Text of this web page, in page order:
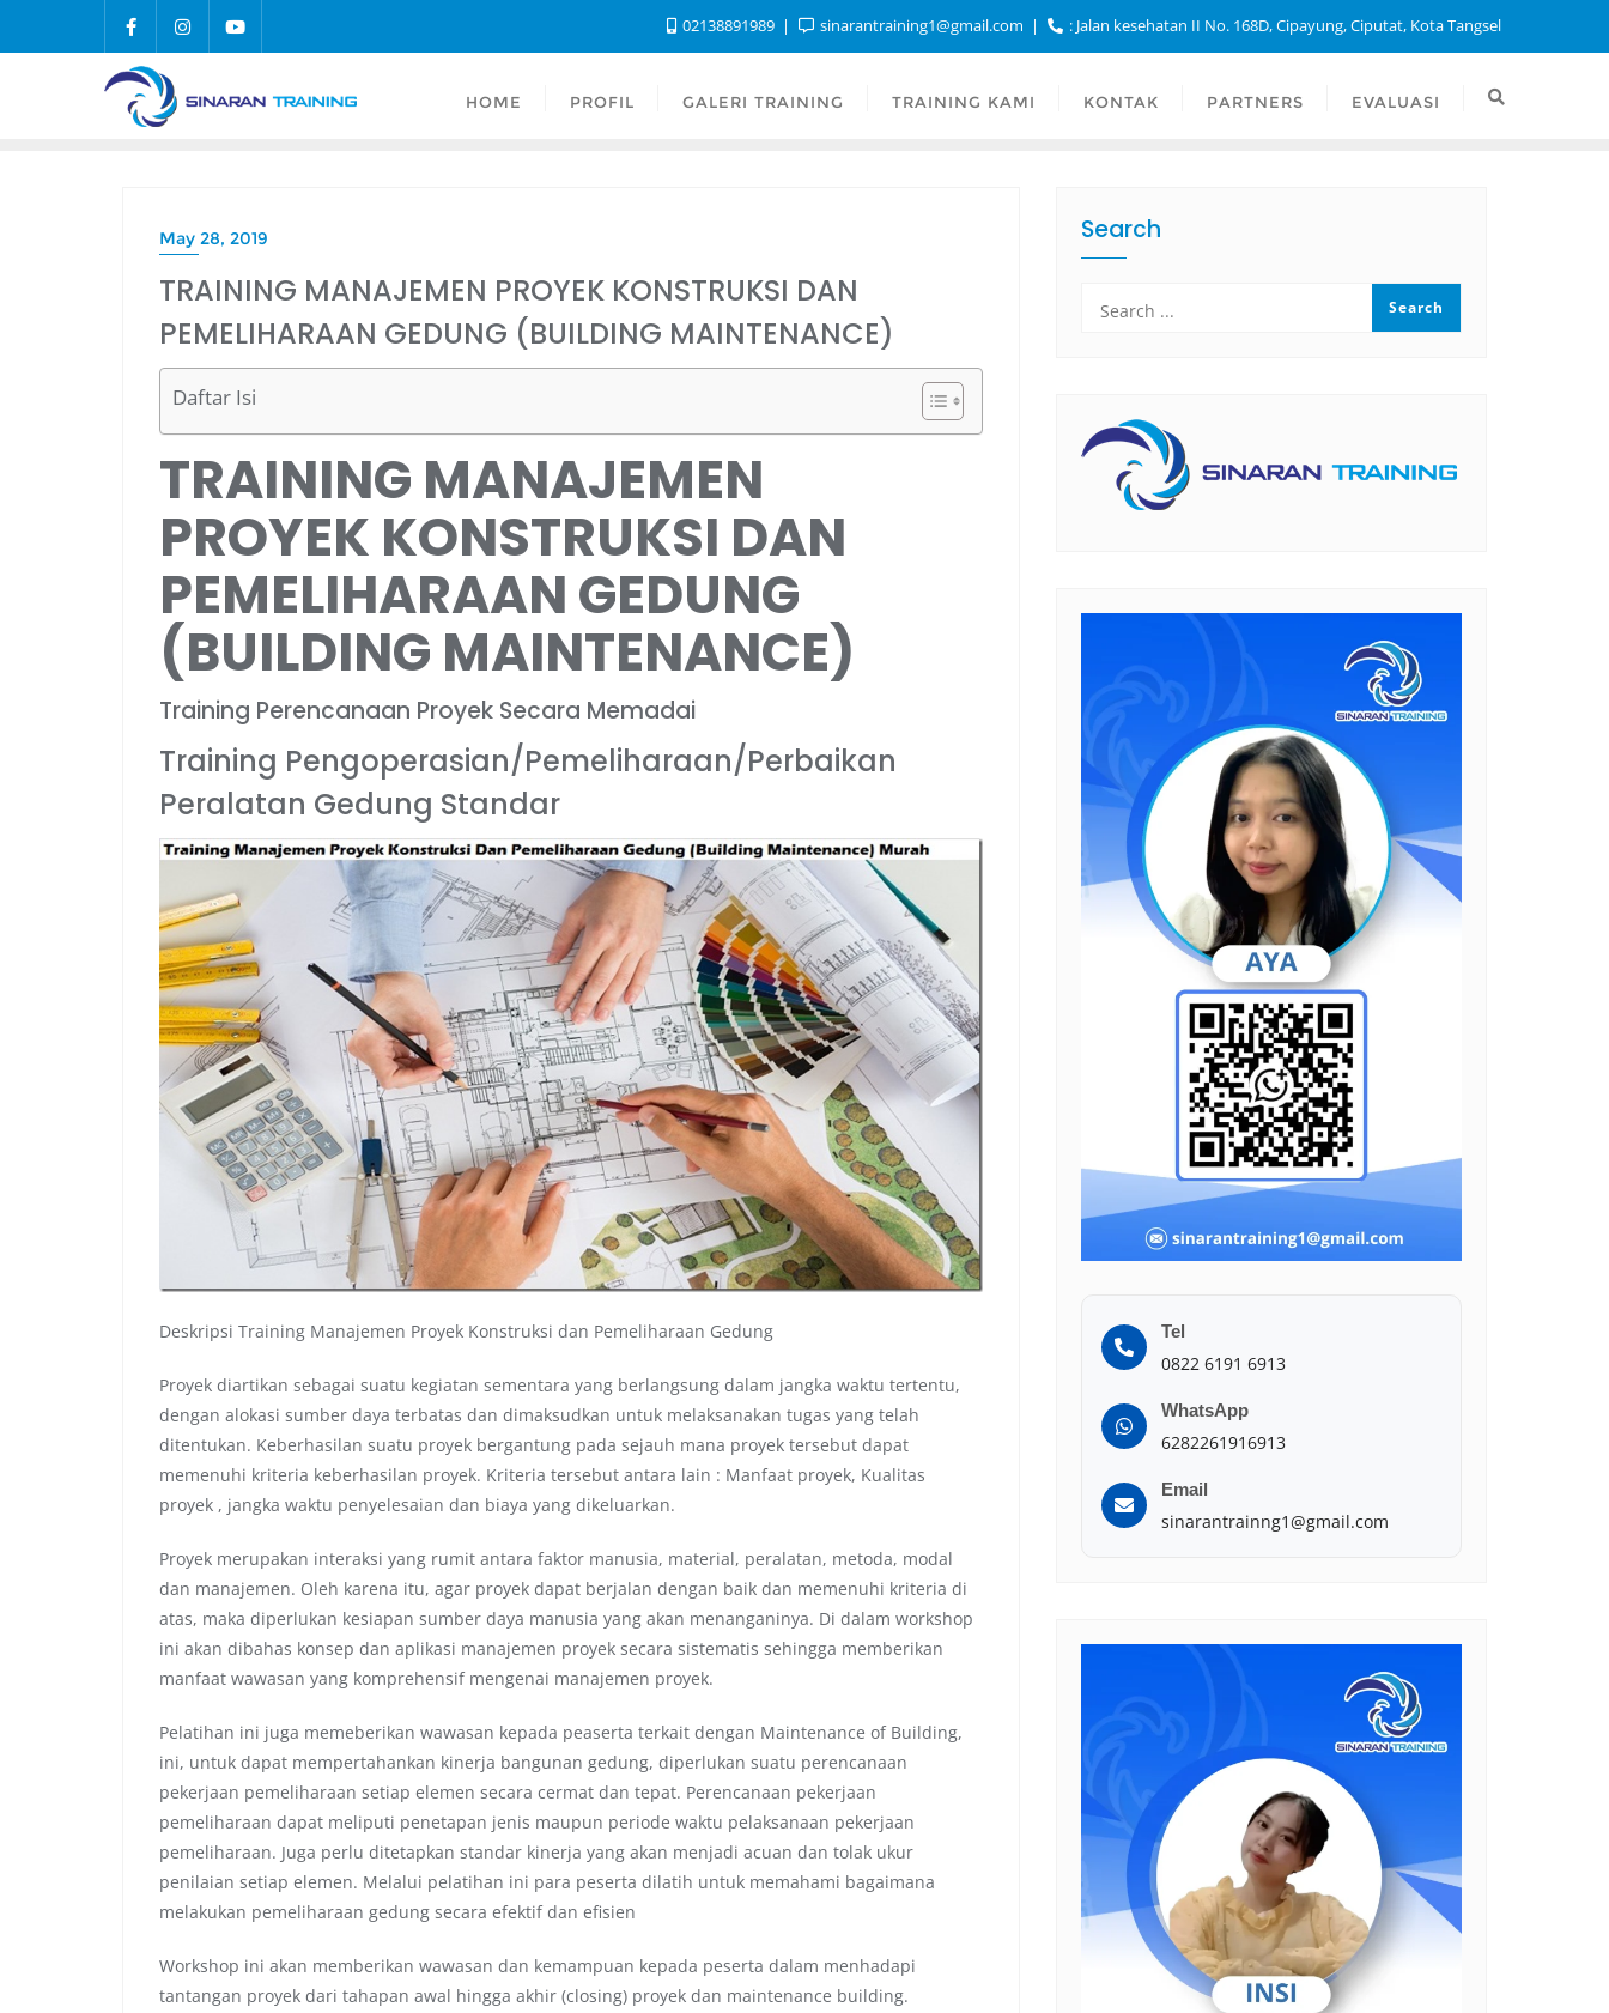
02138891989 sinarantraining1@gmail.com : Jalan kesehatan II No. 168D, Cipayung, Ciputat, Kota Tangsel
HOME PROFIL GALERI TRAINING TRAINING KAMI KONTAK PARTNERS EVALUASI
May 28, 2019
TRAINING MANAJEMEN PROYEK KONSTRUKSI DAN
PEMELIHARAAN GEDUNG (BUILDING MAINTENANCE)
Daftar Isi
TRAINING MANAJEMEN
PROYEK KONSTRUKSI DAN
PEMELIHARAAN GEDUNG
(BUILDING MAINTENANCE)
Training Perencanaan Proyek Secara Memadai
Training Pengoperasian/Pemeliharaan/Perbaikan
Peralatan Gedung Standar
Deskripsi Training Manajemen Proyek Konstruksi dan Pemeliharaan Gedung
Proyek diartikan sebagai suatu kegiatan sementara yang berlangsung dalam jangka waktu tertentu,
dengan alokasi sumber daya terbatas dan dimaksudkan untuk melaksanakan tugas yang telah
ditentukan. Keberhasilan suatu proyek bergantung pada sejauh mana proyek tersebut dapat
memenuhi kriteria keberhasilan proyek. Kriteria tersebut antara lain : Manfaat proyek, Kualitas
proyek , jangka waktu penyelesaian dan biaya yang dikeluarkan.
Proyek merupakan interaksi yang rumit antara faktor manusia, material, peralatan, metoda, modal
dan manajemen. Oleh karena itu, agar proyek dapat berjalan dengan baik dan memenuhi kriteria di
atas, maka diperlukan kesiapan sumber daya manusia yang akan menanganinya. Di dalam workshop
ini akan dibahas konsep dan aplikasi manajemen proyek secara sistematis sehingga memberikan
manfaat wawasan yang komprehensif mengenai manajemen proyek.
Pelatihan ini juga memeberikan wawasan kepada peaserta terkait dengan Maintenance of Building,
ini, untuk dapat mempertahankan kinerja bangunan gedung, diperlukan suatu perencanaan
pekerjaan pemeliharaan setiap elemen secara cermat dan tepat. Perencanaan pekerjaan
pemeliharaan dapat meliputi penetapan jenis maupun periode waktu pelaksanaan pekerjaan
pemeliharaan. Juga perlu ditetapkan standar kinerja yang akan menjadi acuan dan tolak ukur
penilaian setiap elemen. Melalui pelatihan ini para peserta dilatih untuk memahami bagaimana
melakukan pemeliharaan gedung secara efektif dan efisien
Workshop ini akan memberikan wawasan dan kemampuan kepada peserta dalam menhadapi
tantangan proyek dari tahapan awal hingga akhir (closing) proyek dan maintenance building.
Search
Tel
0822 6191 6913
WhatsApp
6282261916913
Email
sinarantrainng1@gmail.com